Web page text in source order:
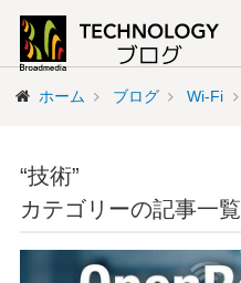
ホーム ブログ Wi-Fi
“技術”
カテゴリーの記事一覧